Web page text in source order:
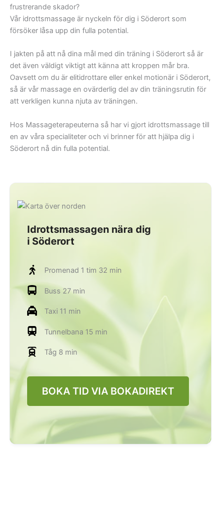
frustrerande skador?
Vår idrottsmassage är nyckeln för dig i Söderort som
försöker låsa upp din fulla potential.
I jakten på att nå dina mål med din träning i Söderort så är
det även väldigt viktigt att känna att kroppen mår bra.
Oavsett om du är elitidrottare eller enkel motionär i Söderort,
så är vår massage en ovärderlig del av din träningsrutin för
att verkligen kunna njuta av träningen.
Hos Massageterapeuterna så har vi gjort idrottsmassage till
en av våra specialiteter och vi brinner för att hjälpa dig i
Söderort nå din fulla potential.
Idrottsmassagen nära dig
i Söderort
Promenad 1 tim 32 min
Buss 27 min
Taxi 11 min
Tunnelbana 15 min
Tåg 8 min
BOKA TID VIA BOKADIREKT